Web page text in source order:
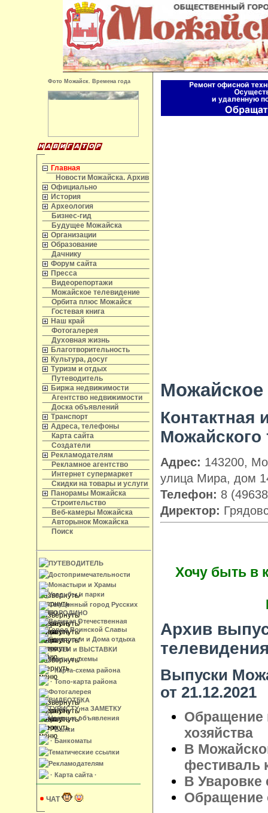
Фото Можайск. Времена года
Главная
Новости Можайска. Архив
Официально
История
Археология
Бизнес-гид
Будущее Можайска
Организации
Образование
Дачнику
Форум сайта
Пресса
Видеорепортажи
Можайское телевидение
Орбита плюс Можайск
Гостевая книга
Наш край
Фотогалерея
Духовная жизнь
Благотворительность
Культура, досуг
Туризм и отдых
Путеводитель
Биржа недвижимости
Агентство недвижимости
Доска объявлений
Транспорт
Адреса, телефоны
Карта сайта
Создатели
Рекламодателям
Рекламное агентство
Интернет супермаркет
Скидки на товары и услуги
Панорамы Можайска
Строительство
Веб-камеры Можайска
Авторынок Можайска
Поиск
ПУТЕВОДИТЕЛЬ
Достопримечательности
Монастыри и Храмы
Усадьбы и парки
Священный город Русских
БОРОДИНО
Великая Отечественная
Город Воинской Славы
Санатории и Дома отдыха
МУЗЕИ и ВЫСТАВКИ
Карты и схемы
· Карта-схема района
· Топо-карта района
Фотогалерея
ВИДЕОТЕКА
ТУРИСТУ на ЗАМЕТКУ
Частные объявления
· Банки
· Банкоматы
Тематические ссылки
Рекламодателям
· Карта сайта ·
ЧАТ
Можайское
Контактная
Можайского
Адрес: 143200,
улица Мира, дом
Телефон: 8
Директор:
Хочу быть в
Архив
Выпуски
от 21.12.2021
Обращение
хозяйства
В
фестиваль
В Уваровке
Обращение